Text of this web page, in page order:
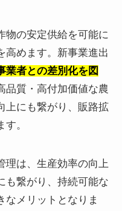
物の安定供給を可能に
高めます。新事業進出
業者との差別化を図
品質・高付加価値な農
上にも繋がり、販路拡
。
理は、生産効率の向上
も繋がり、持続可能な
なメリットとなりま